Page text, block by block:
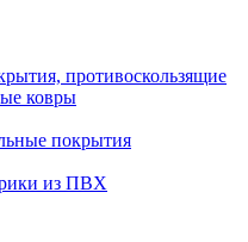
противоскользящие
ковры
покрытия
из ПВХ